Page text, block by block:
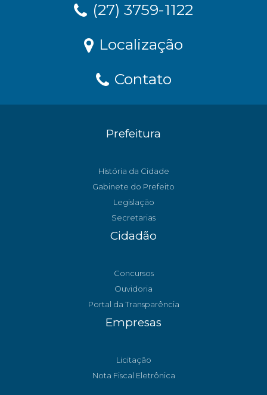
(27) 3759-1122
Localização
Contato
Prefeitura
História da Cidade
Gabinete do Prefeito
Legislação
Secretarias
Cidadão
Concursos
Ouvidoria
Portal da Transparência
Empresas
Licitação
Nota Fiscal Eletrônica